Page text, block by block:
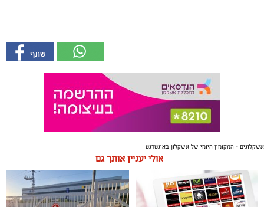
אשקלונים - המקומון היומי של אשקלון באינטרנט
אולי יעניין אותך גם